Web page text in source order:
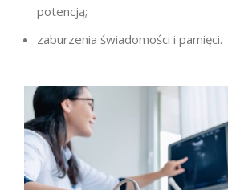
potencją;
zaburzenia świadomości i pamięci.